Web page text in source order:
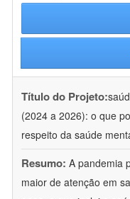
Título do Projeto:
(2024 a 2026): o que
respeito da saúde
Resumo: A pandemia
maior de atenção em